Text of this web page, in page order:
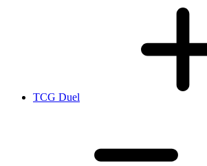
TCG Duel